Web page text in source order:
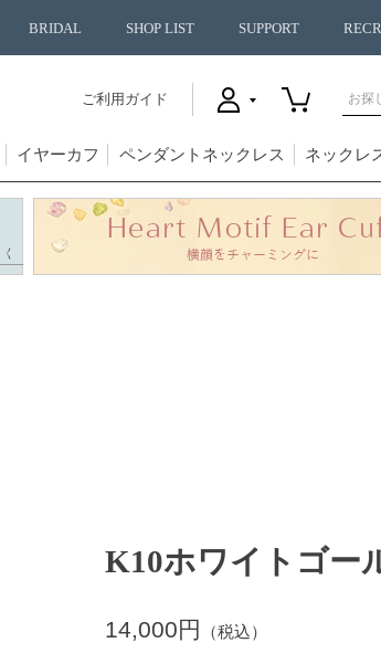
BRIDAL SHOP LIST SUPPORT
ご利用ガイド
イヤーカフ ペンダントネックレス ネックレ
K10ホワイトゴー
14,000円 （税込）